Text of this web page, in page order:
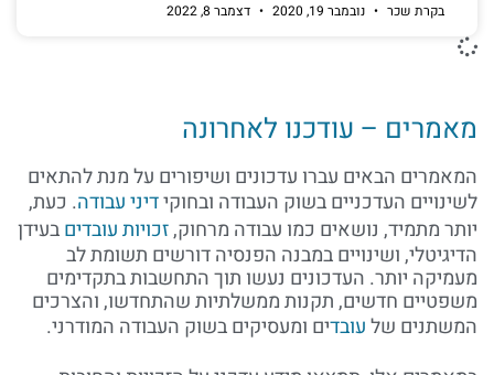
בקרת שכר נובמבר 19, 2020 דצמבר 8, 2022
מאמרים – עודכנו לאחרונה
המאמרים הבאים עברו עדכונים ושיפורים על מנת להתאים
לשינויים העדכניים בשוק העבודה ובחוקידיני עבודה. כעת,
יותר מתמיד, נושאים כמו עבודה מרחוק,זכויות עובדיםבעידן
הדיגיטלי, ושינויים במבנה הפנסיה דורשים תשומת לב
מעמיקה יותר. העדכונים נעשו תוך התחשבות בתקדימים
משפטיים חדשים, תקנות ממשלתיות שהתחדשו, והצרכים
המשתנים שלעובדים ומעסיקים בשוק העבודה המודרני.